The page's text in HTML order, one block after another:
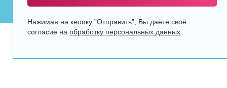
Нажимая на кнопку ”Отправить”, Вы даёте своё
согласие на обработку персональных данных